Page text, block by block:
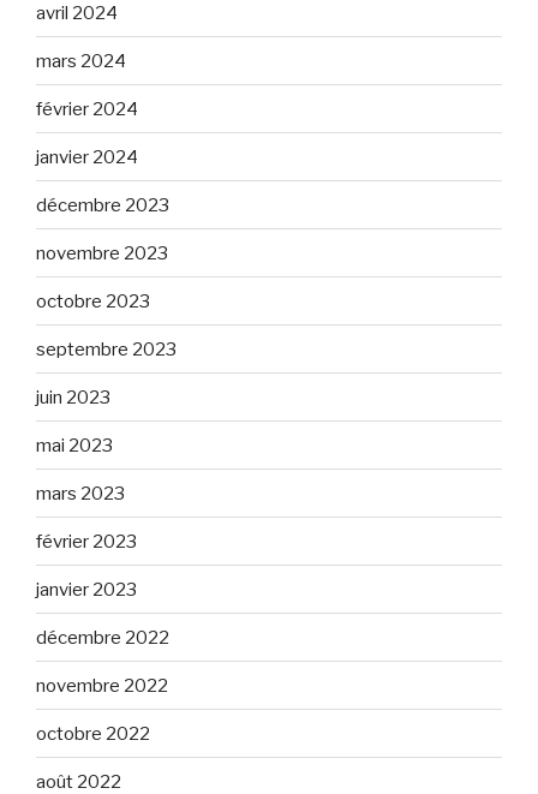
avril 2024
mars 2024
février 2024
janvier 2024
décembre 2023
novembre 2023
octobre 2023
septembre 2023
juin 2023
mai 2023
mars 2023
février 2023
janvier 2023
décembre 2022
novembre 2022
octobre 2022
août 2022